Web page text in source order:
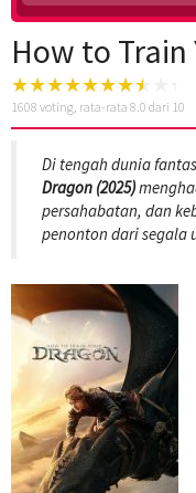
How to Train
1608 voting, rata-rata 8.0 dari 10
Di tengah dunia
Dragon (2025)
persahabatan, dan
penonton dari segala